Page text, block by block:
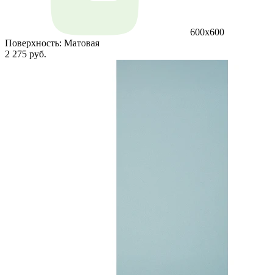
600х600
Поверхность: Матовая
2 275 руб.